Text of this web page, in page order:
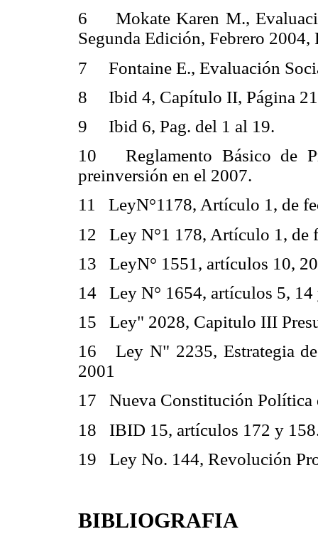
6 Mokate Karen M.,
Segunda Edición, Febrero 2004,
7 Fontaine E., Evaluación
8 Ibid 4, Capítulo II, Página
9 Ibid 6, Pag. del 1 al 19.
10 Reglamento Básico de
preinversión en el 2007.
11 LeyN°1178, Artículo 1, de
12 Ley N°1 178, Artículo 1, de
13 LeyN° 1551, artículos 10,
14 Ley N° 1654, artículos 5,
15 Ley" 2028, Capitulo III
16 Ley N" 2235, Estrategia
2001
17 Nueva Constitución Política
18 IBID 15, artículos 172 y
19 Ley No. 144, Revolución
BIBLIOGRAFIA